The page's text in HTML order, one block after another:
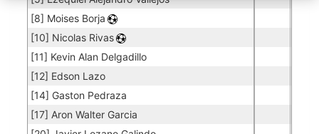
[8] Moises Borja
[10] Nicolas Rivas
[11] Kevin Alan Delgadillo
[12] Edson Lazo
[14] Gaston Pedraza
[17] Aron Walter Garcia